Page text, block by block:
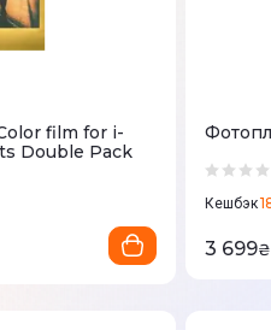
film for i-
Double Pack
Кешбэк
3 699₴